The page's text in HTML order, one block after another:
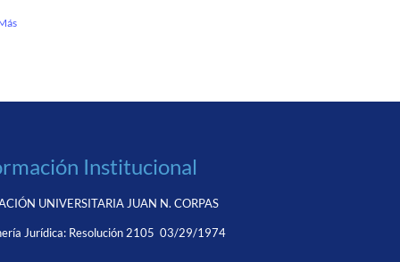
Institucional
UNIVERSITARIA JUAN N. CORPAS
Jurídica: Resolución 2105 03/29/1974